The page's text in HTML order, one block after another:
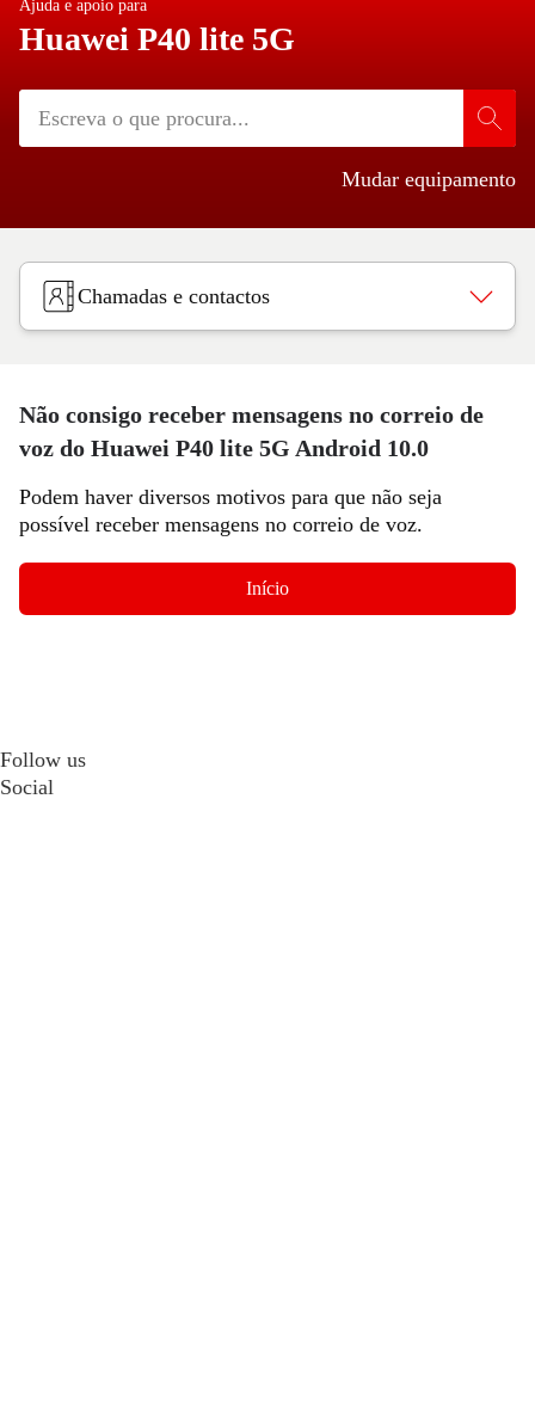
Ajuda e apoio para
Huawei P40 lite 5G
Mudar equipamento
Chamadas e contactos
Não consigo receber mensagens no correio de
voz do Huawei P40 lite 5G Android 10.0
Podem haver diversos motivos para que não seja
possível receber mensagens no correio de voz.
Início
Follow us
Social